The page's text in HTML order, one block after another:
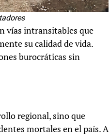
vías intransitables que
su calidad de vida.
burocráticas sin
regional, sino que
mortales en el país. A